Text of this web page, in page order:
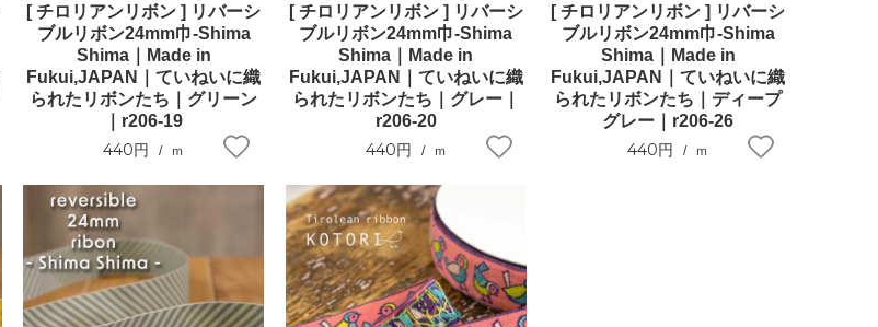
[ チロリアンリボン ] リバーシ
ブルリボン24mm巾-Shima
Shima｜Made in
Fukui,JAPAN｜ていねいに織
られたリボンたち｜グリーン
｜r206-19
440円 ｍ
[ チロリアンリボン ] リバーシ
ブルリボン24mm巾-Shima
Shima｜Made in
Fukui,JAPAN｜ていねいに織
られたリボンたち｜グレー｜
r206-20
440円 ｍ
[ チロリアンリボン ] リバーシ
ブルリボン24mm巾-Shima
Shima｜Made in
Fukui,JAPAN｜ていねいに織
られたリボンたち｜ディープ
グレー｜r206-26
440円 ｍ